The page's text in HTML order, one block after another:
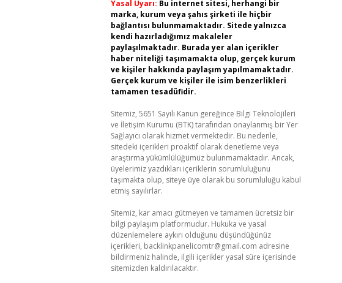
Yasal Uyarı: Bu internet sitesi, herhangi bir
marka, kurum veya şahıs şirketi ile hiçbir
bağlantısı bulunmamaktadır. Sitede yalnızca
kendi hazırladığımız makaleler
paylaşılmaktadır. Burada yer alan içerikler
haber niteliği taşımamakta olup, gerçek kurum
ve kişiler hakkında paylaşım yapılmamaktadır.
Gerçek kurum ve kişiler ile isim benzerlikleri
tamamen tesadüfidir.
Sitemiz, 5651 Sayılı Kanun gereğince Bilgi Teknolojileri
ve İletişim Kurumu (BTK) tarafından onaylanmış bir Yer
Sağlayıcı olarak hizmet vermektedir. Bu nedenle,
sitedeki içerikleri proaktif olarak denetleme veya
araştırma yükümlülüğümüz bulunmamaktadır. Ancak,
üyelerimiz yazdıkları içeriklerin sorumluluğunu
taşımakta olup, siteye üye olarak bu sorumluluğu kabul
etmiş sayılırlar.
Sitemiz, kar amacı gütmeyen ve tamamen ücretsiz bir
bilgi paylaşım platformudur. Hukuka ve yasal
düzenlemelere aykırı olduğunu düşündüğünüz
içerikleri, backlinkpanelicomtr@gmail.com adresine
bildirmeniz halinde, ilgili içerikler yasal süre içerisinde
sitemizden kaldırılacaktır.